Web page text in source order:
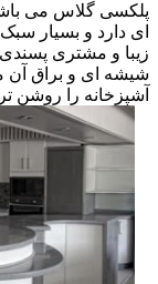
پلکسی گلاس می
ای دارد و بسیار
زیبا و مشتری
شیشه ای و براق
آشپزخانه را روشن